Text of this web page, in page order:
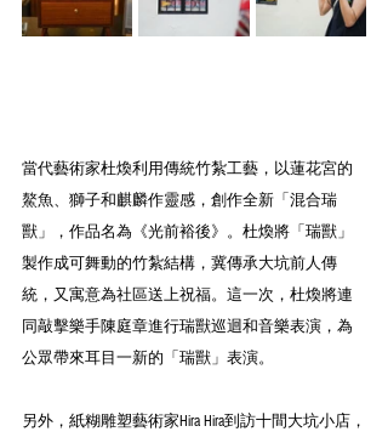
當代藝術家杜煥利用傳統竹紮工藝，以蓮花宮的
鰲魚、獅子和麒麟作靈感，創作全新「混合瑞
獸」，作品名為《光前裕後》。杜煥將「瑞獸」
製作成可舞動的竹紮結構，冀傳承大坑前人傳
統，又寓意為社區送上祝福。這一次，杜煥將連
同敲擊樂手陳庭章進行瑞獸巡迴和音樂表演，為
公眾帶來耳目一新的「瑞獸」表演。
另外，紙糊雕塑藝術家Hira Hira到訪十間大坑小店，